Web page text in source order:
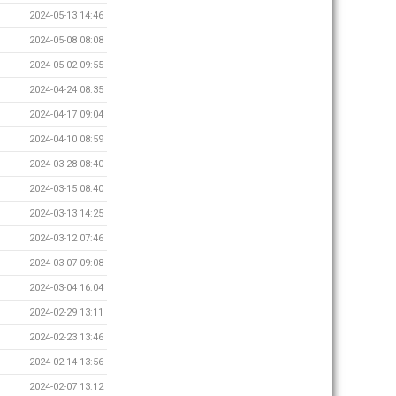
2024-05-13 14:46
2024-05-08 08:08
2024-05-02 09:55
2024-04-24 08:35
2024-04-17 09:04
2024-04-10 08:59
2024-03-28 08:40
2024-03-15 08:40
2024-03-13 14:25
2024-03-12 07:46
2024-03-07 09:08
2024-03-04 16:04
2024-02-29 13:11
2024-02-23 13:46
2024-02-14 13:56
2024-02-07 13:12